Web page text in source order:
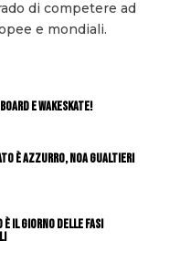
di competere ad
e mondiali.
e Wakeskate!
è azzurro, Noa Gualtieri
è il giorno delle fasi